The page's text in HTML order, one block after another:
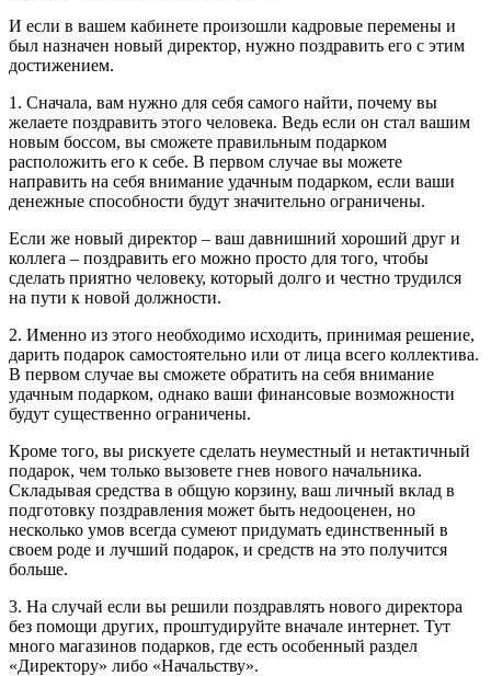
И если в вашем кабинете произошли кадровые перемены и
был назначен новый директор, нужно поздравить его с этим
достижением.
1. Сначала, вам нужно для себя самого найти, почему вы
желаете поздравить этого человека. Ведь если он стал вашим
новым боссом, вы сможете правильным подарком
расположить его к себе. В первом случае вы можете
направить на себя внимание удачным подарком, если ваши
денежные способности будут значительно ограничены.
Если же новый директор – ваш давнишний хороший друг и
коллега – поздравить его можно просто для того, чтобы
сделать приятно человеку, который долго и честно трудился
на пути к новой должности.
2. Именно из этого необходимо исходить, принимая решение,
дарить подарок самостоятельно или от лица всего коллектива.
В первом случае вы сможете обратить на себя внимание
удачным подарком, однако ваши финансовые возможности
будут существенно ограничены.
Кроме того, вы рискуете сделать неуместный и нетактичный
подарок, чем только вызовете гнев нового начальника.
Складывая средства в общую корзину, ваш личный вклад в
подготовку поздравления может быть недооценен, но
несколько умов всегда сумеют придумать единственный в
своем роде и лучший подарок, и средств на это получится
больше.
3. На случай если вы решили поздравлять нового директора
без помощи других, проштудируйте вначале интернет. Тут
много магазинов подарков, где есть особенный раздел
«Директору» либо «Начальству».